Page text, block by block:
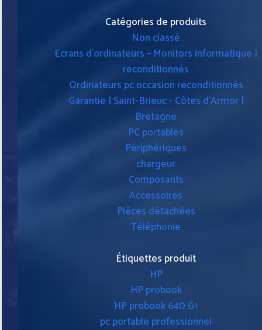
Catégories de produits
Non classé
Ecrans d'ordinateurs – Monitors informatique |
reconditionnés
Ordinateurs pc occasion reconditionnés
Garantie | Saint-Brieuc - Côtes d'Armor |
Bretagne
PC portables
Périphériques
chargeur
Composants
Accessoires
Pièces détachées
Téléphonie
Étiquettes produit
HP
HP probook
HP probook 640 G1
pc portable professionnel